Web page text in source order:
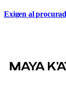
Exigen al